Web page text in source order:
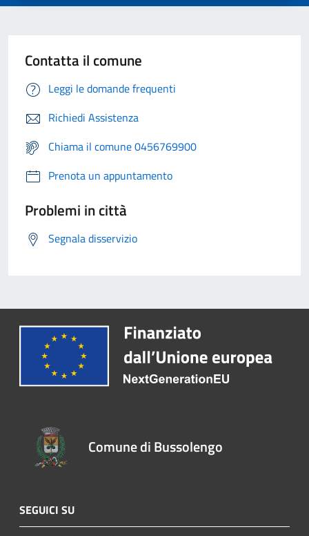
Contatta il comune
Leggi le domande frequenti
Richiedi Assistenza
Chiama il comune 0456769900
Prenota un appuntamento
Problemi in città
Segnala disservizio
Comune di Bussolengo
SEGUICI SU